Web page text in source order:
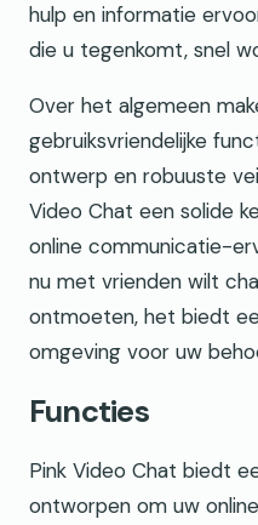
hulp en informatie
die u tegenkomt, snel
Over het algemeen
gebruiksvriendelijke
ontwerp en robuuste
Video Chat een solide
online communicatie-
nu met vrienden wilt
ontmoeten, het biedt
omgeving voor uw
Functies
Pink Video Chat biedt
ontworpen om uw